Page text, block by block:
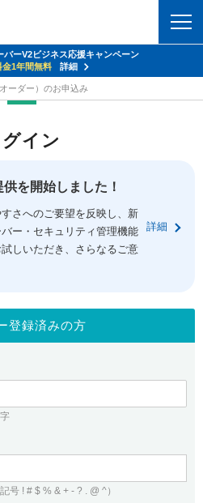
facebook
ログイン
メインをご利用希望の方
ザー登録
ーV2ビジネス応援キャンペーン
金1年間無料
詳細
ーダー）のお申込み
グイン
を開始しました！
さへのご要望を反映し、新
ー・セキュリティ管理機能
しいただき、さらなるご意
詳細
登録済みの方
! # $ % & + - ? . @ ^）